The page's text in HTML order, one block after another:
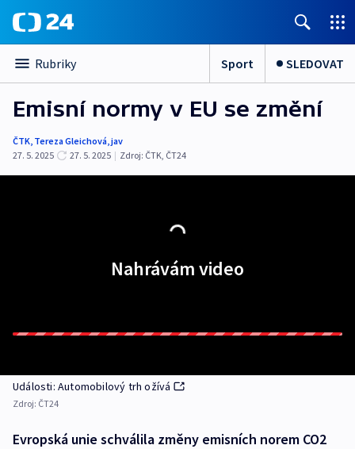
Rubriky Sport SLEDOVAT
Emisní normy v EU se změní
ČTK, Tereza Gleichová,jav
27. 5. 2025
27. 5. 2025 | Zdroj: ČTK, ČT24
Nahrávám video
Události: Automobilový trh ožívá
Zdroj: ČT24
Evropská unie schválila změny emisních norem CO2